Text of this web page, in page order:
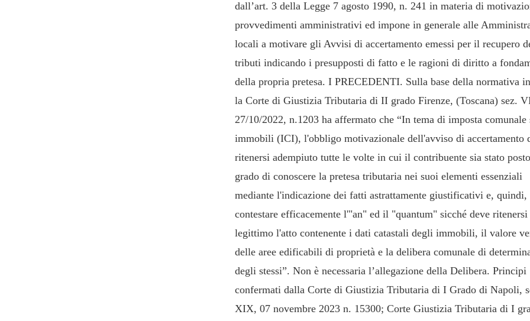
dall’art. 3 della Legge 7 agosto 1990, n. 241 in materia di
provvedimenti amministrativi ed impone in generale alle
locali a motivare gli Avvisi di accertamento emessi per il recupero
tributi indicando i presupposti di fatto e le ragioni di diritto a
della propria pretesa. I PRECEDENTI. Sulla base della normativa
la Corte di Giustizia Tributaria di II grado Firenze, (Toscana) sez.
27/10/2022, n.1203 ha affermato che “In tema di imposta comunale
immobili (ICI), l'obbligo motivazionale dell'avviso di accertamento
ritenersi adempiuto tutte le volte in cui il contribuente sia stato
grado di conoscere la pretesa tributaria nei suoi elementi essenziali
mediante l'indicazione dei fatti astrattamente giustificativi e, quindi,
contestare efficacemente l'"an" ed il "quantum" sicché deve ritenersi
legittimo l'atto contenente i dati catastali degli immobili, il valore
delle aree edificabili di proprietà e la delibera comunale di
degli stessi”. Non è necessaria l’allegazione della Delibera. Principi
confermati dalla Corte di Giustizia Tributaria di I Grado di Napoli,
XIX, 07 novembre 2023 n. 15300; Corte Giustizia Tributaria di I